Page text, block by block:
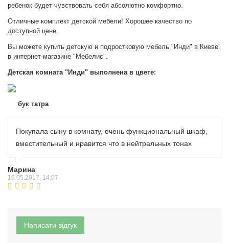
ребенок будет чувствовать себя абсолютно комфортно.
Отличные комплект детской мебели! Хорошее качество по
доступной цене.
Вы можете купить детскую и подростковую мебель "Инди" в Киеве
в интернет-магазине "Мебелис".
Детская комната "Инди" выполнена в цвете:
бук татра
Покупала сыну в комнату, очень функциональный шкаф,
вместительный и нравится что в нейтральных тонах
Марина
16.05.2017, 14:07
Написати відгук